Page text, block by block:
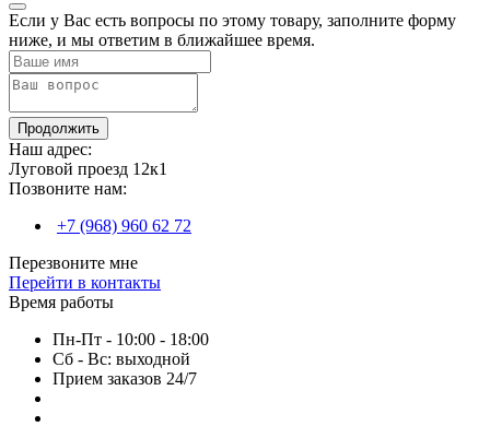
Если у Вас есть вопросы по этому товару, заполните форму
ниже, и мы ответим в ближайшее время.
Продолжить
Наш адрес:
Луговой проезд 12к1
Позвоните нам:
+7 (968) 960 62 72
Перезвоните мне
Перейти в контакты
Время работы
Пн-Пт - 10:00 - 18:00
Сб - Вс: выходной
Прием заказов 24/7